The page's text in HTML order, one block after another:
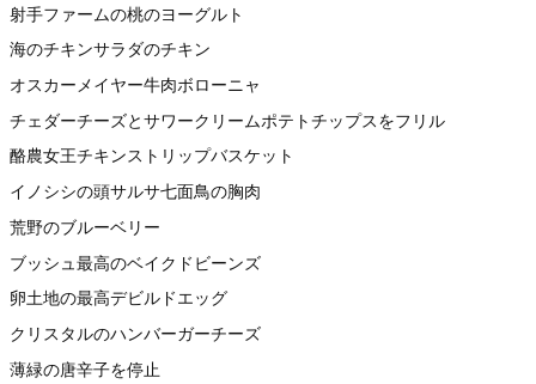
射手ファームの桃のヨーグルト
海のチキンサラダのチキン
オスカーメイヤー牛肉ボローニャ
チェダーチーズとサワークリームポテトチップスをフリル
酪農女王チキンストリップバスケット
イノシシの頭サルサ七面鳥の胸肉
荒野のブルーベリー
ブッシュ最高のベイクドビーンズ
卵土地の最高デビルドエッグ
クリスタルのハンバーガーチーズ
薄緑の唐辛子を停止